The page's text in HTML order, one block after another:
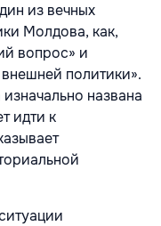
из вечных
Молдова, как,
вопрос» и
политики».
названа
идти к